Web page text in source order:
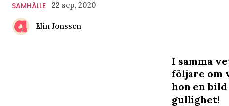
SAMHÄLLE 22 sep, 2020
Elin Jonsson
I samma
följare om
hon en
gullighet!